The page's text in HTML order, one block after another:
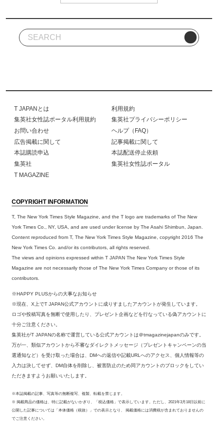
T JAPANとは
利用規約
集英社女性誌ポータル利用規約
集英社プライバシーポリシー
お問い合わせ
ヘルプ（FAQ）
広告掲載に関して
記事掲載に関して
本誌購読申込
本誌配送停止依頼
集英社
集英社女性誌ポータル
T MAGAZINE
COPYRIGHT INFORMATION
T, The New York Times Style Magazine, and the T logo are trademarks of The New
York Times Co., NY, USA, and are used under license by The Asahi Shimbun, Japan.
Content reproduced from T, The New York Times Style Magazine, copyright 2016 The
New York Times Co. and/or its contributors, all rights reserved.
The views and opinions expressed within T JAPAN The New York Times Style
Magazine are not necessarily those of The New York Times Company or those of its
contributors.
※HAPPY PLUSからの大事なお知らせ
※現在、X上でT JAPAN公式アカウントに成りすましたアカウントが発生しています。
ロゴや投稿写真を無断で使用したり、プレゼント企画などを行なっている偽アカウントに
十分ご注意ください。
集英社がT JAPANの名称で運営している公式アカウントは＠tmagazinejapanのみです。
万が一、類似アカウントから不審なダイレクトメッセージ（プレゼントキャンペーンの当
選通知など）を受け取った場合は、DMへの返信や記載URLへのアクセス、個人情報等の
入力は決してせず、DM自体を削除し、被害防止のため同アカウントのブロックをしてい
ただきますようお願いいたします。
※本誌掲載の記事、写真等の無断複写、複製、転載を禁じます。
※ 掲載商品の価格は、特に記載がないかぎり、「税込価格」で表示しています。ただし、2021年3月18日以前に
公開した記事については「本体価格（税抜）」での表示となり、 掲載価格には消費税が含まれておりませんの
でご注意ください。